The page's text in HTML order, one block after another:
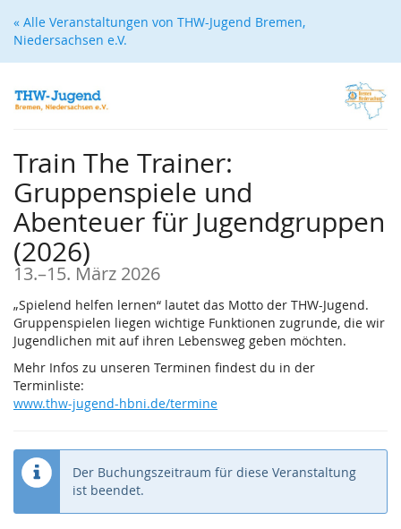
Zum
Haupt-
« Alle Veranstaltungen von THW-Jugend Bremen,
Niedersachsen e.V.
Train The Trainer:
Gruppenspiele und
Abenteuer für Jugendgruppen
(2026)
13.–bis
15. März 2026
„Spielend helfen lernen“ lautet das Motto der THW-Jugend.
Gruppenspielen liegen wichtige Funktionen zugrunde, die wir
Jugendlichen mit auf ihren Lebensweg geben möchten.
Mehr Infos zu unseren Terminen findest du in der
Terminliste:
www.thw-jugend-hbni.de/termine
Der Buchungszeitraum für diese Veranstaltung
ist beendet.